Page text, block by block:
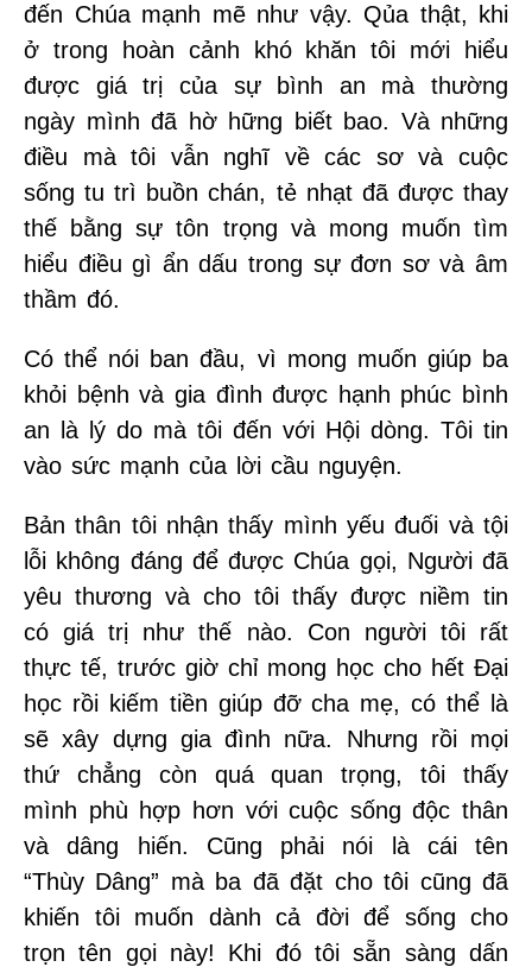
đến Chúa mạnh mẽ như vậy. Qủa thật, khi
ở trong hoàn cảnh khó khăn tôi mới hiểu
được giá trị của sự bình an mà thường
ngày mình đã hờ hững biết bao. Và những
điều mà tôi vẫn nghĩ về các sơ và cuộc
sống tu trì buồn chán, tẻ nhạt đã được thay
thế bằng sự tôn trọng và mong muốn tìm
hiểu điều gì ẩn dấu trong sự đơn sơ và âm
thầm đó.
Có thể nói ban đầu, vì mong muốn giúp ba
khỏi bệnh và gia đình được hạnh phúc bình
an là lý do mà tôi đến với Hội dòng. Tôi tin
vào sức mạnh của lời cầu nguyện.
Bản thân tôi nhận thấy mình yếu đuối và tội
lỗi không đáng để được Chúa gọi, Người đã
yêu thương và cho tôi thấy được niềm tin
có giá trị như thế nào. Con người tôi rất
thực tế, trước giờ chỉ mong học cho hết Đại
học rồi kiếm tiền giúp đỡ cha mẹ, có thể là
sẽ xây dựng gia đình nữa. Nhưng rồi mọi
thứ chẳng còn quá quan trọng, tôi thấy
mình phù hợp hơn với cuộc sống độc thân
và dâng hiến. Cũng phải nói là cái tên
“Thùy Dâng” mà ba đã đặt cho tôi cũng đã
khiến tôi muốn dành cả đời để sống cho
trọn tên gọi này! Khi đó tôi sẵn sàng dấn